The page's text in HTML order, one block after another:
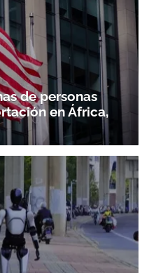
de personas
en África,